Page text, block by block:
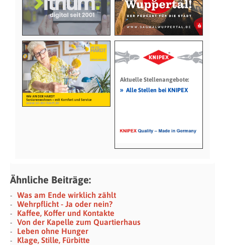
Aktuelle Stellenangebote:
» Alle Stellen bei KNIPEX
Ähnliche Beiträge:
Was am Ende wirklich zählt
Wehrpflicht - Ja oder nein?
Kaffee, Koffer und Kontakte
Von der Kapelle zum Quartierhaus
Leben ohne Hunger
Klage, Stille, Fürbitte